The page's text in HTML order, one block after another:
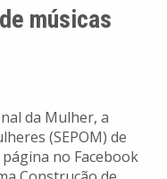
músicas
da Mulher, a
(SEPOM) de
no Facebook